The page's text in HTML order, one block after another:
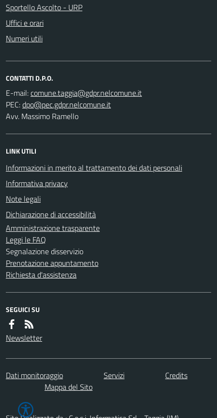
Sportello Ascolto - URP
Uffici e orari
Numeri utili
CONTATTI D.P.O.
E-mail:
PEC:
Avv. Massimo Ramello
LINK UTILI
Informazioni in merito al trattamento dei dati personali
Informativa privacy
Note legali
Dichiarazione di accessibilità
Amministrazione trasparente
Leggi le FAQ
Segnalazione disservizio
Prenotazione appuntamento
Richiesta d'assistenza
SEGUICI SU
Newsletter
Dati monitoraggio Servizi
Credits
Mappa del Sito